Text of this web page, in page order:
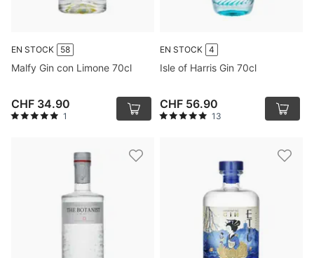
EN STOCK 58
Malfy Gin con Limone 70cl
CHF 34.90
1
EN STOCK 4
Isle of Harris Gin 70cl
CHF 56.90
13